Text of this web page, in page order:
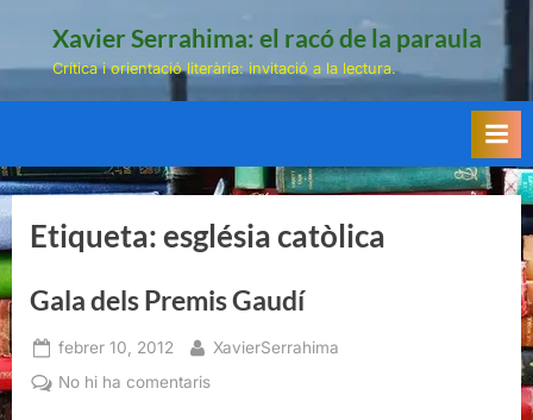
Xavier Serrahima: el racó de la paraula
Crítica i orientació literària: invitació a la lectura.
Etiqueta:església catòlica
Gala dels Premis Gaudí
Posted
on
febrer 10, 2012 By
XavierSerrahima
No hi ha comentarisa